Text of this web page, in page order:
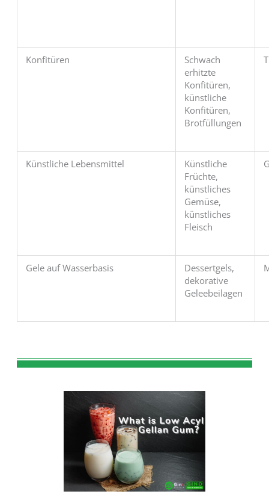
Konfitüren
Schwach
erhitzte
Konfitüren,
künstliche
Konfitüren,
Brotfüllungen
Künstliche Lebensmittel
Künstliche
Früchte,
künstliches
Gemüse,
künstliches
Fleisch
Gele auf Wasserbasis
Dessertgels,
dekorative
Geleebeilagen